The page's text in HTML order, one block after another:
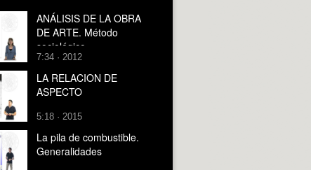
ANÁLISIS DE LA OBRA
DE ARTE. Método
sociológico
7:34 · 2012
LA RELACION DE
ASPECTO
5:18 · 2015
La pila de combustible.
Generalidades